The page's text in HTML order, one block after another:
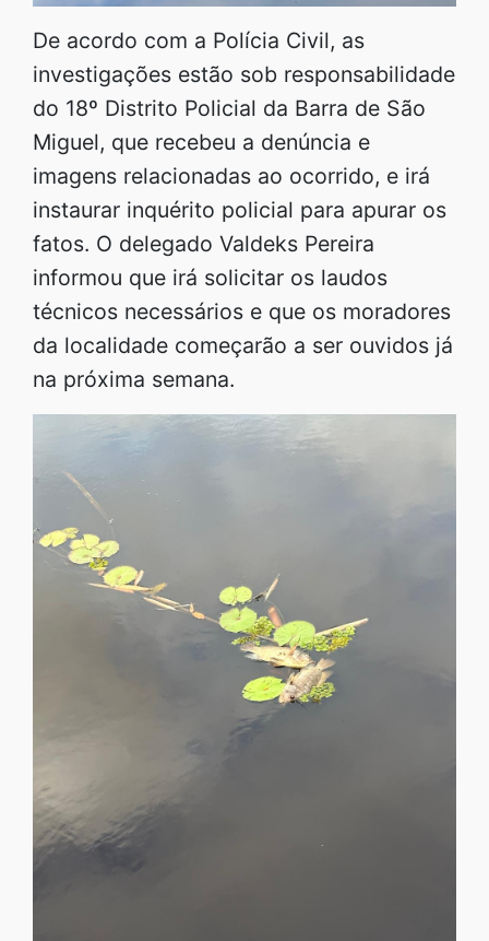
De acordo com a Polícia Civil, as
investigações estão sob responsabilidade
do 18º Distrito Policial da Barra de São
Miguel, que recebeu a denúncia e
imagens relacionadas ao ocorrido, e irá
instaurar inquérito policial para apurar os
fatos. O delegado Valdeks Pereira
informou que irá solicitar os laudos
técnicos necessários e que os moradores
da localidade começarão a ser ouvidos já
na próxima semana.